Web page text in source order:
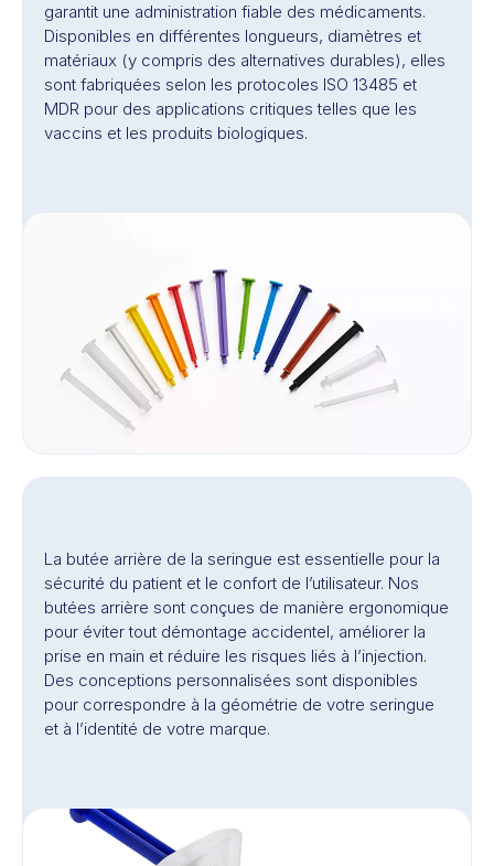
garantit une administration fiable des médicaments.
Disponibles en différentes longueurs, diamètres et
matériaux (y compris des alternatives durables), elles
sont fabriquées selon les protocoles ISO 13485 et
MDR pour des applications critiques telles que les
vaccins et les produits biologiques.
La butée arrière de la seringue est essentielle pour la
sécurité du patient et le confort de l’utilisateur. Nos
butées arrière sont conçues de manière ergonomique
pour éviter tout démontage accidentel, améliorer la
prise en main et réduire les risques liés à l’injection.
Des conceptions personnalisées sont disponibles
pour correspondre à la géométrie de votre seringue
et à l’identité de votre marque.